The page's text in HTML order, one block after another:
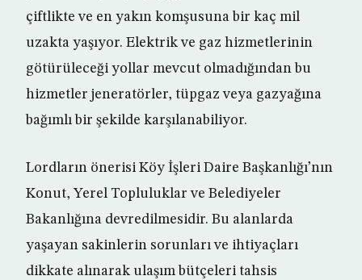
çiftlikte ve en yakın komşusuna bir kaç mil
uzakta yaşıyor. Elektrik ve gaz hizmetlerinin
götürüleceği yollar mevcut olmadığından bu
hizmetler jeneratörler, tüpgaz veya gazyağına
bağımlı bir şekilde karşılanabiliyor.
Lordların önerisi Köy İşleri Daire Başkanlığı’nın
Konut, Yerel Topluluklar ve Belediyeler
Bakanlığına devredilmesidir. Bu alanlarda
yaşayan sakinlerin sorunları ve ihtiyaçları
dikkate alınarak ulaşım bütçeleri tahsis